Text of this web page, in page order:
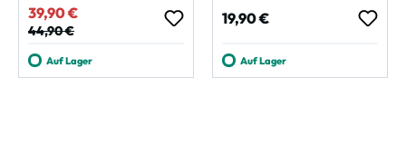
Verkaufspreis:
39,90 €
Regulärer Preis:
44,90 €
Auf Lager
Regulärer Preis:
19,90 €
Auf Lager